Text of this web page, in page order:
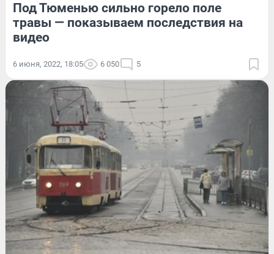
Под Тюменью сильно горело поле
травы — показываем последствия на
видео
6 июня, 2022, 18:05 6 050 5